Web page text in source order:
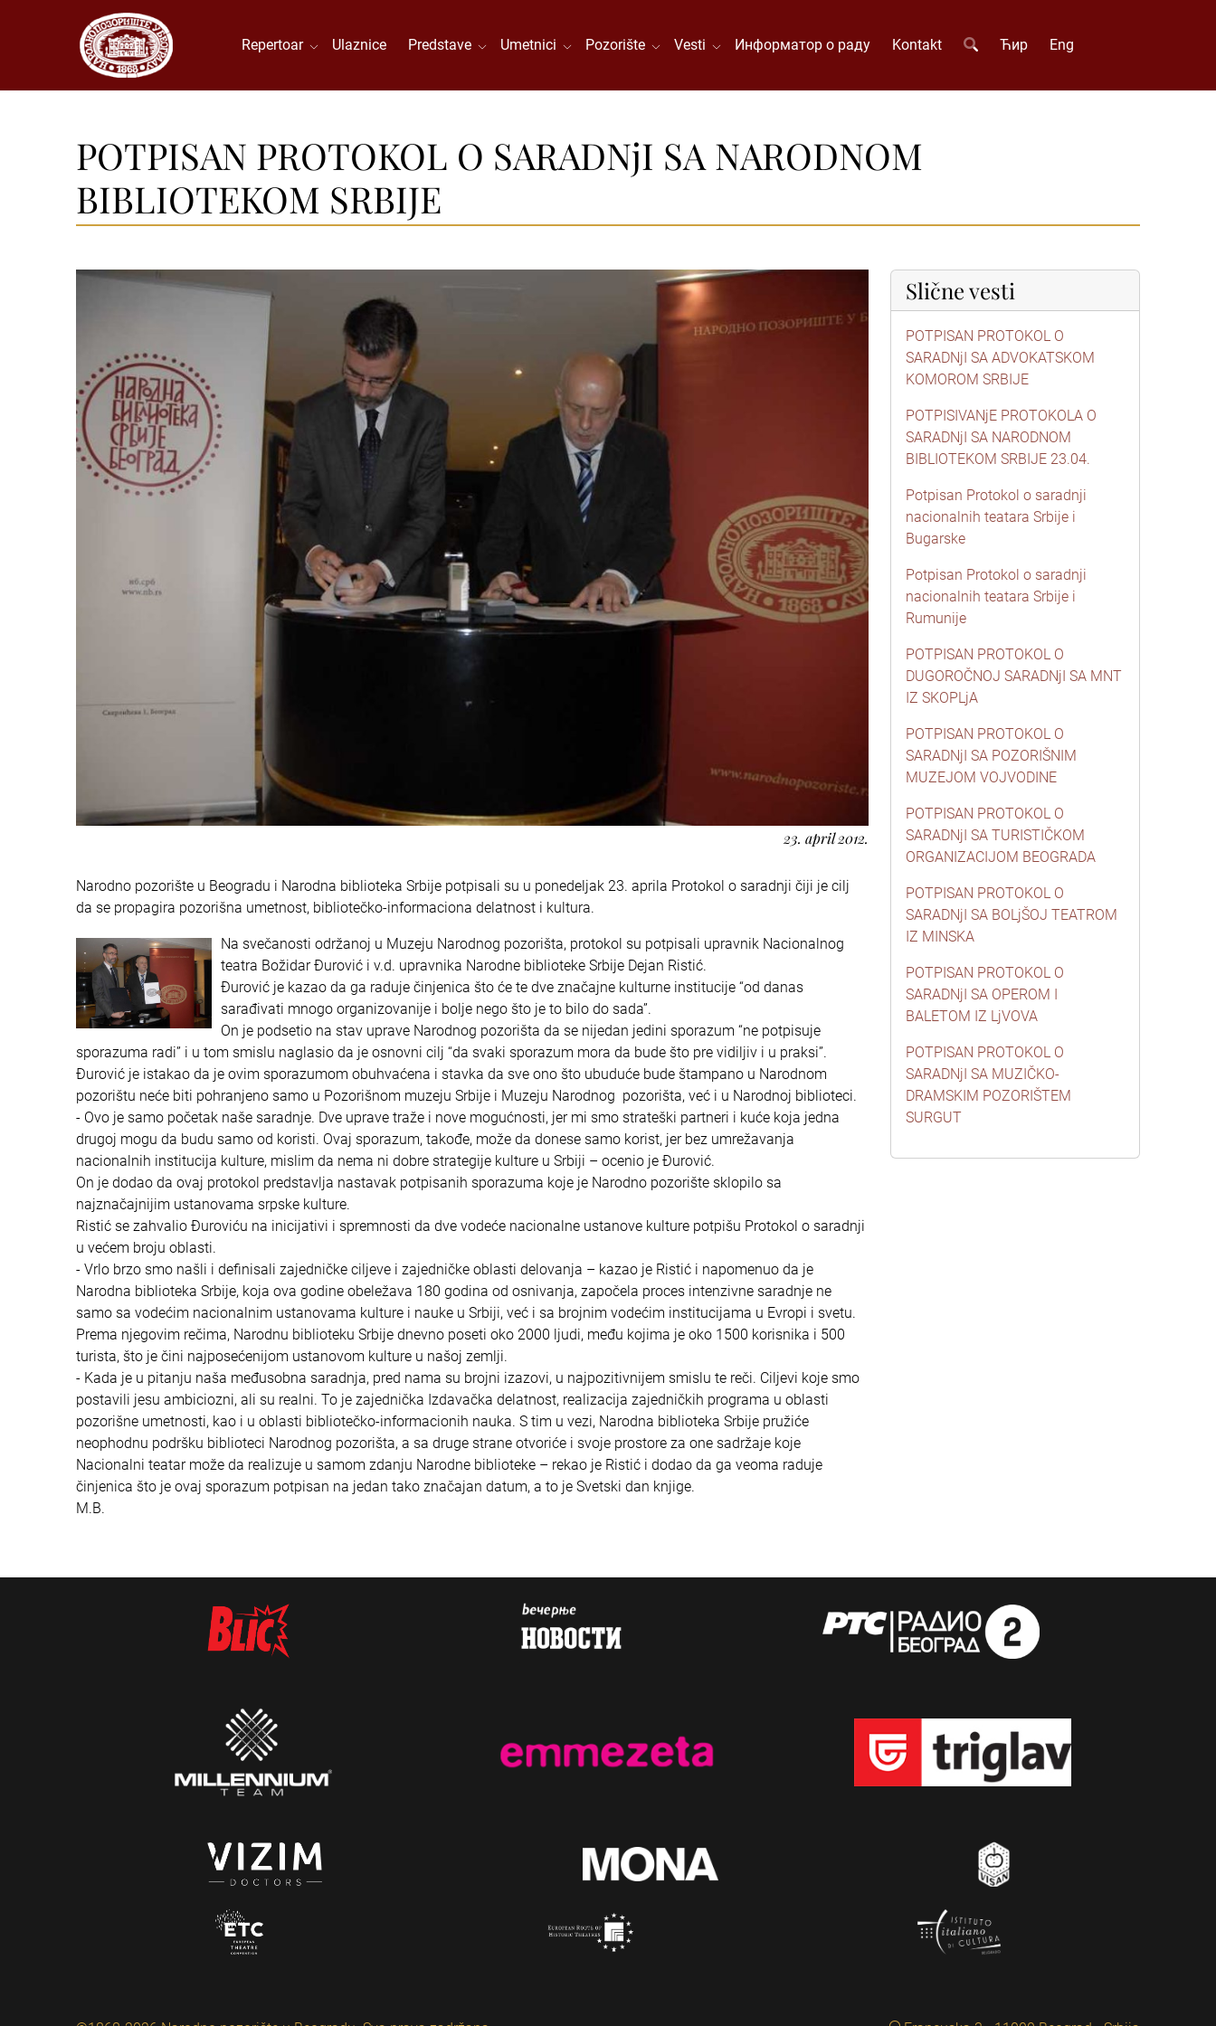
Repertoar Ulaznice Predstave Umetnici Pozorište Vesti Информатор о раду Kontakt Ћир Eng
POTPISAN PROTOKOL O SARADNjI SA NARODNOM
BIBLIOTEKOM SRBIJE
23. april 2012.
Narodno pozorište u Beogradu i Narodna biblioteka Srbije potpisali su u ponedeljak 23. aprila Protokol o saradnji čiji je cilj
da se propagira pozorišna umetnost, bibliotečko-informaciona delatnost i kultura.
Na svečanosti održanoj u Muzeju Narodnog pozorišta, protokol su potpisali upravnik Nacionalnog
teatra Božidar Đurović i v.d. upravnika Narodne biblioteke Srbije Dejan Ristić.
Đurović je kazao da ga raduje činjenica što će te dve značajne kulturne institucije “od danas
sarađivati mnogo organizovanije i bolje nego što je to bilo do sada”.
On je podsetio na stav uprave Narodnog pozorišta da se nijedan jedini sporazum “ne potpisuje
sporazuma radi” i u tom smislu naglasio da je osnovni cilj “da svaki sporazum mora da bude što pre vidiljiv i u praksi”.
Đurović je istakao da je ovim sporazumom obuhvaćena i stavka da sve ono što ubuduće bude štampano u Narodnom
pozorištu neće biti pohranjeno samo u Pozorišnom muzeju Srbije i Muzeju Narodnog pozorišta, već i u Narodnoj biblioteci.
- Ovo je samo početak naše saradnje. Dve uprave traže i nove mogućnosti, jer mi smo strateški partneri i kuće koja jedna
drugoj mogu da budu samo od koristi. Ovaj sporazum, takođe, može da donese samo korist, jer bez umrežavanja
nacionalnih institucija kulture, mislim da nema ni dobre strategije kulture u Srbiji – ocenio je Đurović.
On je dodao da ovaj protokol predstavlja nastavak potpisanih sporazuma koje je Narodno pozorište sklopilo sa
najznačajnijim ustanovama srpske kulture.
Ristić se zahvalio Đuroviću na inicijativi i spremnosti da dve vodeće nacionalne ustanove kulture potpišu Protokol o saradnji
u većem broju oblasti.
- Vrlo brzo smo našli i definisali zajedničke ciljeve i zajedničke oblasti delovanja – kazao je Ristić i napomenuo da je
Narodna biblioteka Srbije, koja ova godine obeležava 180 godina od osnivanja, započela proces intenzivne saradnje ne
samo sa vodećim nacionalnim ustanovama kulture i nauke u Srbiji, već i sa brojnim vodećim institucijama u Evropi i svetu.
Prema njegovim rečima, Narodnu biblioteku Srbije dnevno poseti oko 2000 ljudi, među kojima je oko 1500 korisnika i 500
turista, što je čini najposećenijom ustanovom kulture u našoj zemlji.
- Kada je u pitanju naša međusobna saradnja, pred nama su brojni izazovi, u najpozitivnijem smislu te reči. Ciljevi koje smo
postavili jesu ambiciozni, ali su realni. To je zajednička Izdavačka delatnost, realizacija zajedničkih programa u oblasti
pozorišne umetnosti, kao i u oblasti bibliotečko-informacionih nauka. S tim u vezi, Narodna biblioteka Srbije pružiće
neophodnu podršku biblioteci Narodnog pozorišta, a sa druge strane otvoriće i svoje prostore za one sadržaje koje
Nacionalni teatar može da realizuje u samom zdanju Narodne biblioteke – rekao je Ristić i dodao da ga veoma raduje
činjenica što je ovaj sporazum potpisan na jedan tako značajan datum, a to je Svetski dan knjige.
M.B.
Slične vesti
POTPISAN PROTOKOL O
SARADNjI SA ADVOKATSKOM
KOMOROM SRBIJE
POTPISIVANjE PROTOKOLA O
SARADNjI SA NARODNOM
BIBLIOTEKOM SRBIJE 23.04.
Potpisan Protokol o saradnji
nacionalnih teatara Srbije i
Bugarske
Potpisan Protokol o saradnji
nacionalnih teatara Srbije i
Rumunije
POTPISAN PROTOKOL O
DUGOROČNOJ SARADNjI SA MNT
IZ SKOPLjA
POTPISAN PROTOKOL O
SARADNjI SA POZORIŠNIM
MUZEJOM VOJVODINE
POTPISAN PROTOKOL O
SARADNjI SA TURISTIČKOM
ORGANIZACIJOM BEOGRADA
POTPISAN PROTOKOL O
SARADNjI SA BOLjŠOJ TEATROM
IZ MINSKA
POTPISAN PROTOKOL O
SARADNjI SA OPEROM I
BALETOM IZ LjVOVA
POTPISAN PROTOKOL O
SARADNjI SA MUZIČKO-
DRAMSKIM POZORIŠTEM
SURGUT